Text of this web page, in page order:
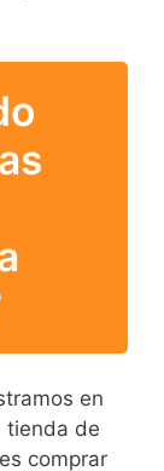
en
tienda de
comprar